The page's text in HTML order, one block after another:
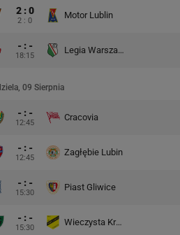
2 : 0
2 : 0
Motor Lublin
- : -
18:15
Legia Warszawa
09 Sierpnia
- : -
12:45
Cracovia
- : -
12:45
Zagłębie Lubin
- : -
15:30
Piast Gliwice
- : -
15:30
Wieczysta Kraków